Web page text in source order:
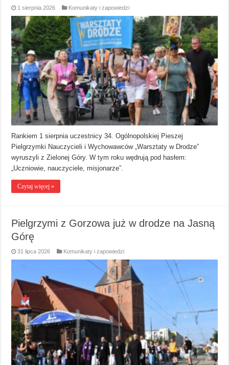
1 sierpnia 2026 Komunikaty i zapowiedzi
Rankiem 1 sierpnia uczestnicy 34. Ogólnopolskiej Pieszej
Pielgrzymki Nauczycieli i Wychowawców „Warsztaty w Drodze”
wyruszyli z Zielonej Góry. W tym roku wędrują pod hasłem:
„Uczniowie, nauczyciele, misjonarze”.
Czytaj więcej »
Pielgrzymi z Gorzowa już w drodze na Jasną
Górę
31 lipca 2026 Komunikaty i zapowiedzi